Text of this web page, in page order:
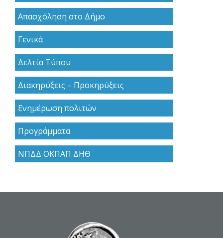
Απασχόληση στο Δήμο
Γενικά
Δελτία Τύπου
Διακηρύξεις – Προκηρύξεις
Ενημέρωση πολιτών
Προγράμματα
ΝΠΔΔ ΟΚΠΑΠ ΔΗΘ